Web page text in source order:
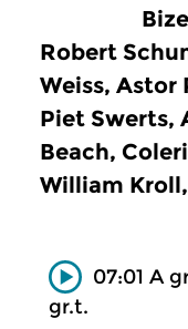
Robert
Weiss, Astor
Piet Swerts,
Beach,
William
07:01 A
gr.t.